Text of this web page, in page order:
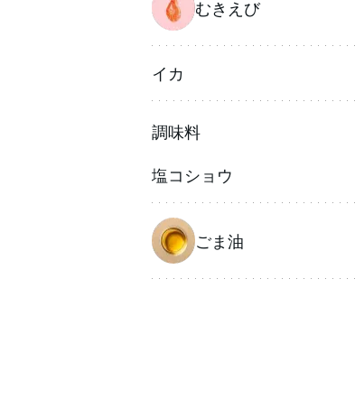
むきえび
イカ
調味料
塩コショウ
ごま油